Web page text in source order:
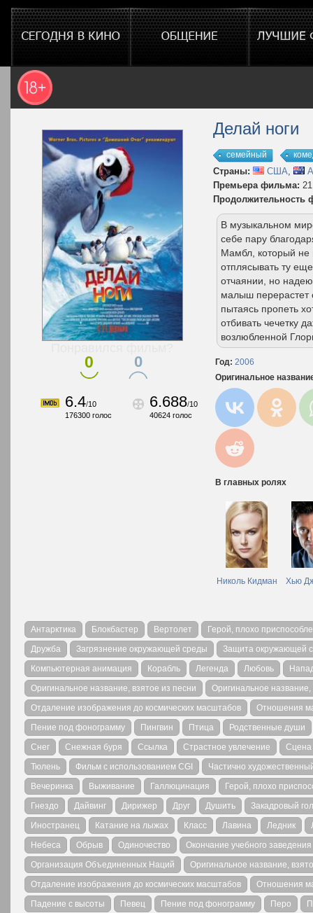
0 0
6.4/10
176300 голос
6.688/10
40624 голос
Делай ноги
семейный
Страны: США,
Премьера фильма:
Продолжительность
В музыкальном
себе пару
Мамбл, который не
отплясывать ту
отчаянии, но
малыш перерастет
пытаясь пропеть
отбивать чечетку
возлюбленной
Год: 2006
Оригинальное
В главных ролях
Николь Кидман Хью
Антарктика Блокбастер Вертолет
Герой, плохо
Дружба
Загрязнение окружающей среды
Защита окружающей
Компьютерная анимация
Корабль Легенда Любовь
Оригинальное название, взятое из песни
Оригинальное
Отдаление изображения до космических масштабов
Отношения
Пение под фонограмму
Пингвин Птица
Родственные души
Снег
Снежная буря Ссылка Страстное увлечение
Сцена
Тюлень
Фильм с использованием CGI
Частично
Вечеринка
Выживание Галлюцинация
Герой, плохо
Гнездо
Дайвинг Дирижер Друг Душить
Закадровый
Иностранец
Катание на лыжах Класс Лавина Ледник
Небеса
Обрыв Одиночество
Окончание учебного заведения
Организация Объединенных Наций
Оригинальное название,
Отдаление изображения до космических масштабов
Отношения
Падение с высоты
Певец Пение под фонограмму Перо